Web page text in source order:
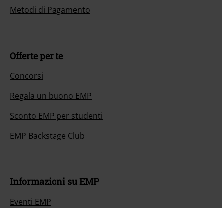
Metodi di Pagamento
Offerte per te
Concorsi
Regala un buono EMP
Sconto EMP per studenti
EMP Backstage Club
Informazioni su EMP
Eventi EMP